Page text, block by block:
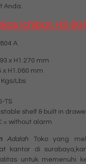
Anda.
Ichiban HS
A
x H1.270 mm
x H1.060 mm
Lbs
TS
shelf & built in
= without alarm
Adalah Toko yang
kantor di
untuk memenuhi